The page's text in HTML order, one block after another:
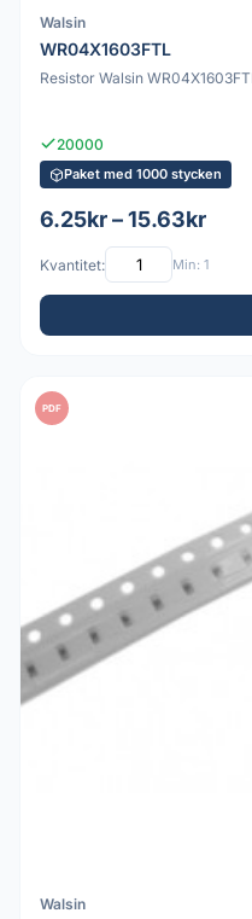
Walsin
WR04X1603FTL
Resistor Walsin
20000
Paket med 1000 stycken
6.25kr – 15.63kr
Kvantitet: Min: 1
PDF
Walsin